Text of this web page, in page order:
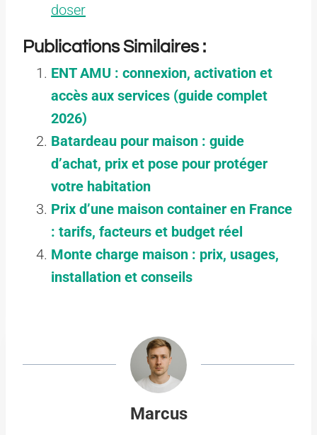
doser
Publications Similaires :
ENT AMU : connexion, activation et
accès aux services (guide complet
2026)
Batardeau pour maison : guide
d’achat, prix et pose pour protéger
votre habitation
Prix d’une maison container en France
: tarifs, facteurs et budget réel
Monte charge maison : prix, usages,
installation et conseils
Marcus